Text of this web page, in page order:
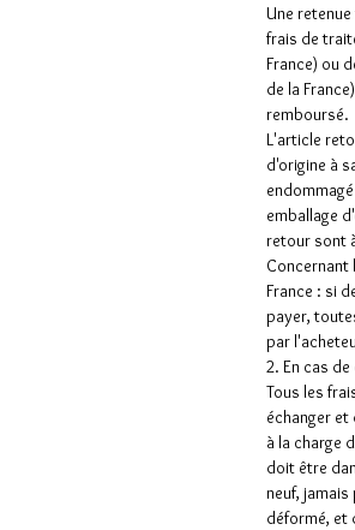
Une
frais de
France) ou
de la
remboursé.
L'article
d'origine à
emballage
retour sont
Concernant
France : si
payer,
par
2. En cas
Tous les
échanger
à la charge
doit être
neuf,
déformé, et